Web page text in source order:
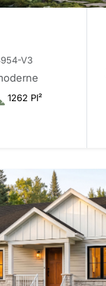
V3
1262 PI²